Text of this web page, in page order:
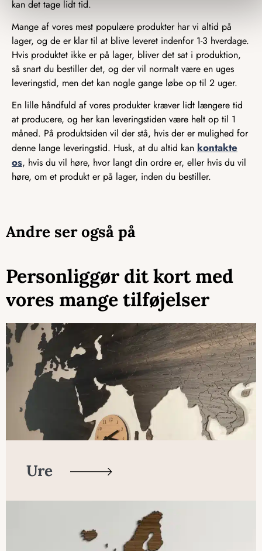
kan det tage lidt tid.
Mange af vores mest populære produkter har vi altid på
lager, og de er klar til at blive leveret indenfor 1-3 hverdage.
Hvis produktet ikke er på lager, bliver det sat i produktion,
så snart du bestiller det, og der vil normalt være en uges
leveringstid, men det kan nogle gange løbe op til 2 uger.
En lille håndfuld af vores produkter kræver lidt længere tid
at producere, og her kan leveringstiden være helt op til 1
måned. På produktsiden vil der stå, hvis der er mulighed for
denne lange leveringstid. Husk, at du altid kan kontakte
os, hvis du vil høre, hvor langt din ordre er, eller hvis du vil
høre, om et produkt er på lager, inden du bestiller.
Andre ser også på
Personliggør dit kort med
vores mange tilføjelser
Ure